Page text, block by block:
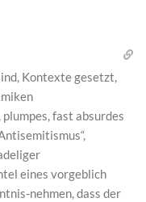
Kontexte gesetzt,
fast absurdes
eines vorgeblich
nehmen, dass der